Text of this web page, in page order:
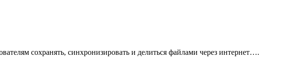
сохранять, синхронизировать и делиться файлами через интернет….